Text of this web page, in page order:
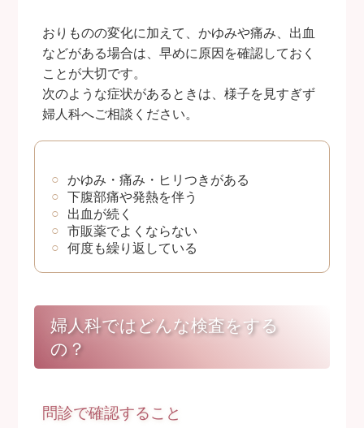
おりものの変化に加えて、かゆみや痛み、出血
などがある場合は、早めに原因を確認しておく
ことが大切です。
次のような症状があるときは、様子を見すぎず
婦人科へご相談ください。
かゆみ・痛み・ヒリつきがある
下腹部痛や発熱を伴う
出血が続く
市販薬でよくならない
何度も繰り返している
婦人科ではどんな検査をする
の？
問診で確認すること